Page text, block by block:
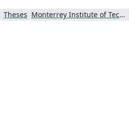
Theses Monterrey Institute of Technology and Higher Education